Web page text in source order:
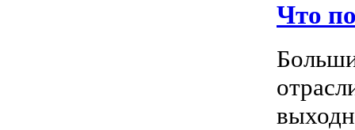
Что